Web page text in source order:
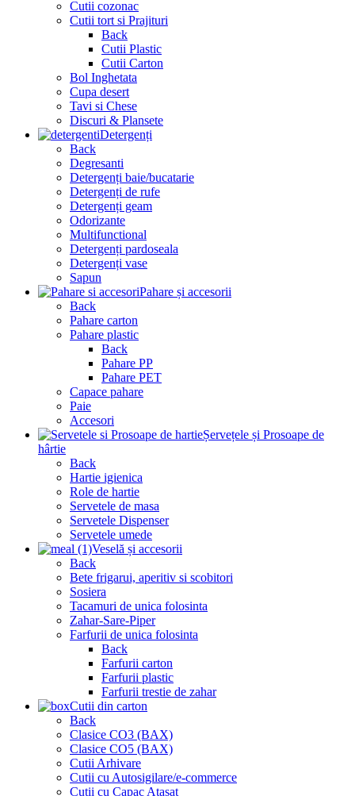
Cutii cozonac
Cutii tort si Prajituri
Back
Cutii Plastic
Cutii Carton
Bol Inghetata
Cupa desert
Tavi si Chese
Discuri & Plansete
Detergenți
Back
Degresanti
Detergenți baie/bucatarie
Detergenți de rufe
Detergenți geam
Odorizante
Multifunctional
Detergenți pardoseala
Detergenți vase
Sapun
Pahare și accesorii
Back
Pahare carton
Pahare plastic
Back
Pahare PP
Pahare PET
Capace pahare
Paie
Accesori
Șervețele și Prosoape de
hârtie
Back
Hartie igienica
Role de hartie
Servetele de masa
Servetele Dispenser
Servetele umede
Veselă și accesorii
Back
Bete frigarui, aperitiv si scobitori
Sosiera
Tacamuri de unica folosinta
Zahar-Sare-Piper
Farfurii de unica folosinta
Back
Farfurii carton
Farfurii plastic
Farfurii trestie de zahar
Cutii din carton
Back
Clasice CO3 (BAX)
Clasice CO5 (BAX)
Cutii Arhivare
Cutii cu Autosigilare/e-commerce
Cutii cu Capac Atasat